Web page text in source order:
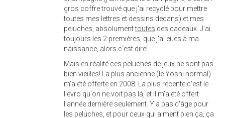
gros coffre trouvé que j'ai recyclé pour mettre
toutes mes lettres et dessins dedans) et mes
peluches, absolumenttoutes des cadeaux. J'ai
toujours les 2 premières, que j'ai eues à ma
naissance, alors c'est dire!
Mais en réalité ces peluches de jeux ne sont pas
bien vieilles! La plus ancienne (le Yoshi normal)
m'a été offerte en 2008. La plus récente c'est le
liévro qu'on ne voit pas là, et il m'a été offert
l'année dernière seulement. Y'a pas d'âge pour
les peluches, et pour ceux qui aiment bien ça, ça